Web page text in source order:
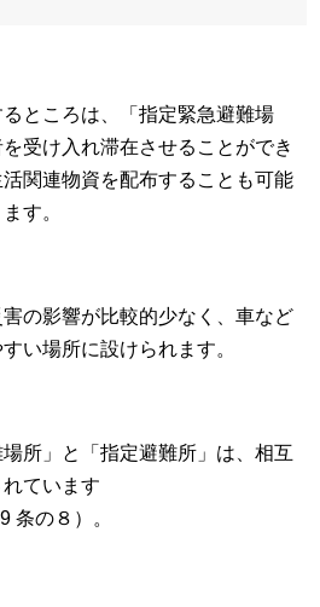
ところは、「指定緊急避難場
受け入れ滞在させることができ
関連物資を配布することも可能
す。
の影響が比較的少なく、車など
い場所に設けられます。
所」と「指定避難所」は、相互
ています
条の８）。